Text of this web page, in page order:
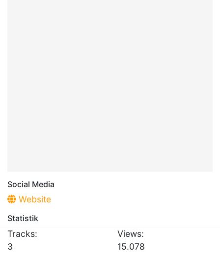
Social Media
Website
Statistik
Tracks:
3
Views:
15.078